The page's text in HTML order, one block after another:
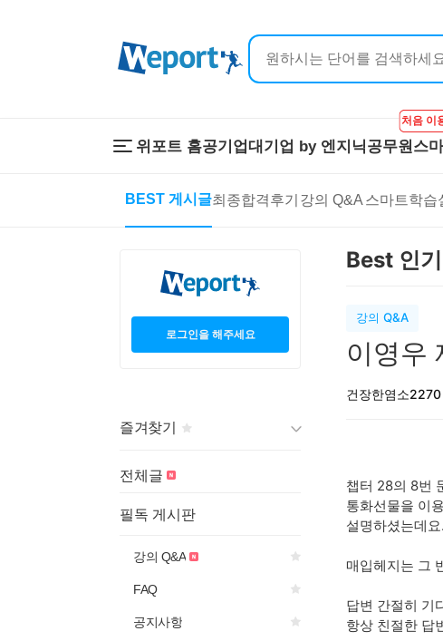
위포트 홈공기업대기업 by 엔지닉공무원
처음 이
스
BEST 게시글최종합격후기 강의 Q&A 스마트학습
온라인 강의
이공계 강의
학원 강의
로그인을 해주세요
즐겨찾기
게시판 제목의
전체글
필독 게시판
강의 Q&A
FAQ
공지사항
Best 인
강의 Q&A
이영우
건장한염소2270
챕터 28의 8번
통화선물을 이
설명하셨는데요.
매입헤지는 그
답변 간절히 기
항상 친절한 답